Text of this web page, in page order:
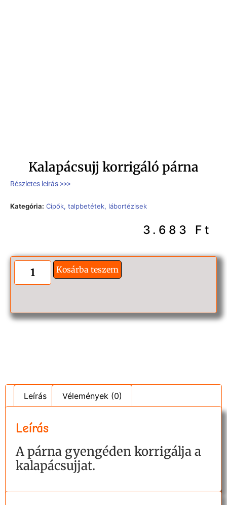
Kalapácsujj korrigáló párna
Részletes leírás >>>
Kategória: Cipők, talpbetétek, lábortézisek
3.683 Ft
Kosárba teszem
Leírás Vélemények (0)
Leírás
A párna gyengéden korrigálja a
kalapácsujjat.